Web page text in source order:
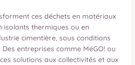
ces déchets en matériaux
isolants thermiques ou en
cimentière, sous conditions
entreprises comme MéGO! ou
solutions aux collectivités et aux